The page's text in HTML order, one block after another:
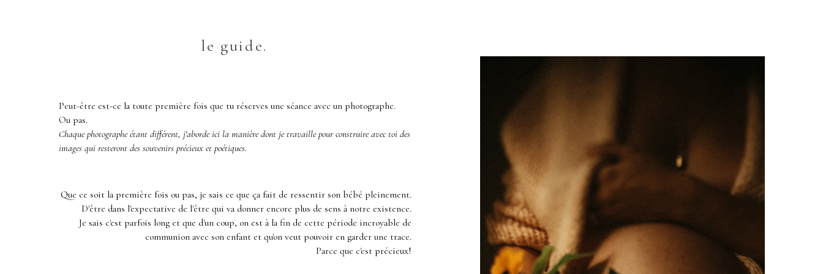
le guide.
Peut-être est-ce la toute première fois que tu réserves une séance avec un photographe.
Ou pas.
Chaque photographe étant différent, j'aborde ici la manière dont je travaille pour construire avec toi des
images qui resteront des souvenirs précieux et poétiques.
Que ce soit la première fois ou pas, je sais ce que ça fait de ressentir son bébé pleinement.
D'être dans l'expectative de l'être qui va donner encore plus de sens à notre existence.
Je sais c'est parfois long et que d'un coup, on est à la fin de cette période incroyable de
communion avec son enfant et qu'on veut pouvoir en garder une trace.
Parce que c'est précieux!